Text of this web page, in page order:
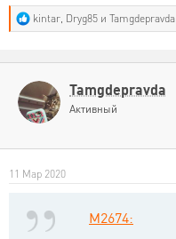
Р
е
и
и
:
kintar, Dryg85 и Tamgdepravda
Tamgdepravda
Активный
11 Мар 2020
M2674: